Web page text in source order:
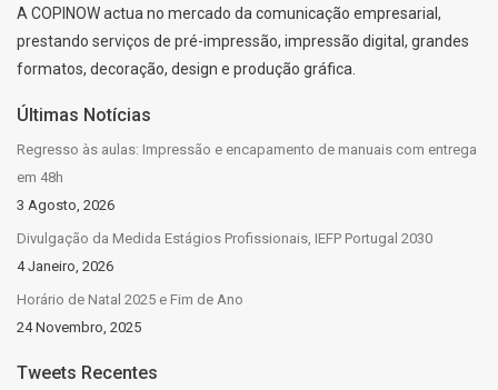
A COPINOW actua no mercado da comunicação empresarial,
prestando serviços de pré-impressão, impressão digital, grandes
formatos, decoração, design e produção gráfica.
Últimas Notícias
Regresso às aulas: Impressão e encapamento de manuais com entrega
em 48h
3 Agosto, 2026
Divulgação da Medida Estágios Profissionais, IEFP Portugal 2030
4 Janeiro, 2026
Horário de Natal 2025 e Fim de Ano
24 Novembro, 2025
Tweets Recentes